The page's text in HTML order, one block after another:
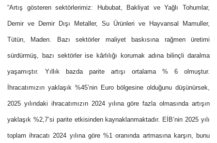
“Artış gösteren sektörlerimiz: Hububat, Bakliyat ve Yağlı Tohumlar,
Demir ve Demir Dışı Metaller, Su Ürünleri ve Hayvansal Mamuller,
Tütün, Maden. Bazı sektörler maliyet baskısına rağmen üretimi
sürdürmüş, bazı sektörler ise kârlılığı korumak adına bilinçli daralma
yaşamıştır. Yıllık bazda parite artışı ortalama % 6 olmuştur.
İhracatımızın yaklaşık %45’nin Euro bölgesine olduğunu düşünürsek,
2025 yılındaki ihracatımızın 2024 yılına göre fazla olmasında artışın
yaklaşık %2,7’si parite etkisinden kaynaklanmaktadır. EİB’nin 2025 yılı
toplam ihracatı 2024 yılına göre %1 oranında artmasına karşın, bunu